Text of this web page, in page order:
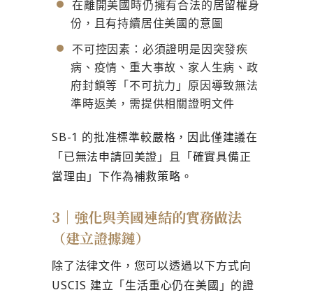
在離開美國時仍擁有合法的居留權身
份，且有持續居住美國的意圖
不可控因素：必須證明是因突發疾
病、疫情、重大事故、家人生病、政
府封鎖等「不可抗力」原因導致無法
準時返美，需提供相關證明文件
SB-1 的批准標準較嚴格，因此僅建議在
「已無法申請回美證」且「確實具備正
當理由」下作為補救策略。
3｜強化與美國連結的實務做法
（建立證據鏈）
除了法律文件，您可以透過以下方式向
USCIS 建立「生活重心仍在美國」的證